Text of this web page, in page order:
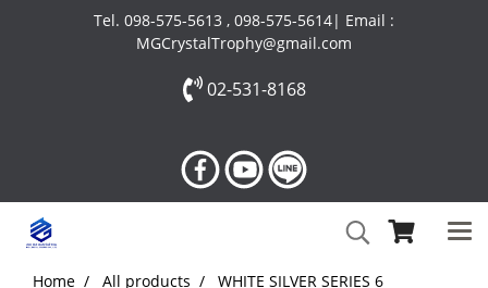
Tel. 098-575-5613 , 098-575-5614| Email :
MGCrystalTrophy@gmail.com
02-531-8168
Home All products
WHITE SILVER SERIES 6